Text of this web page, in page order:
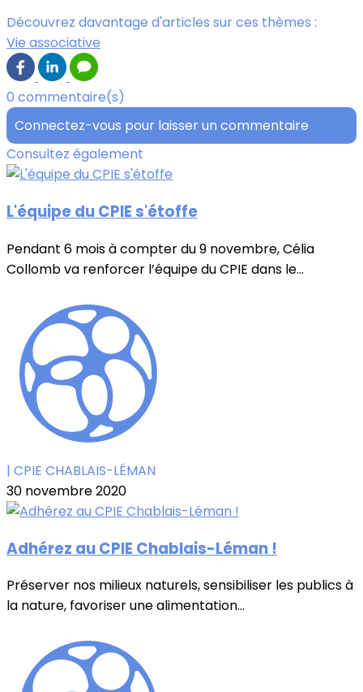
Découvrez davantage d'articles sur ces thèmes :
Vie associative
0 commentaire(s)
Connectez-vous pour laisser un commentaire
Consultez également
L'équipe du CPIE s'étoffe
Pendant 6 mois à compter du 9 novembre, Célia
Collomb va renforcer l’équipe du CPIE dans le...
| CPIE CHABLAIS-LÉMAN
30 novembre 2020
Adhérez au CPIE Chablais-Léman !
Préserver nos milieux naturels, sensibiliser les publics à
la nature, favoriser une alimentation...